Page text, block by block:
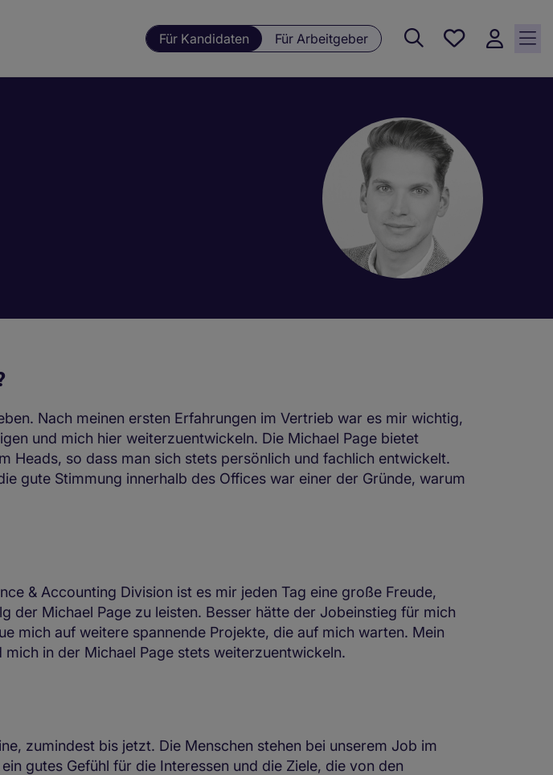
Für Kandidaten Für Arbeitgeber
Meine
currently
Nach meinen ersten Erfahrungen im Vertrieb war es mir wichtig,
und mich hier weiterzuentwickeln. Die Michael Page bietet
Heads, so dass man sich stets persönlich und fachlich entwickelt.
gute Stimmung innerhalb des Offices war einer der Gründe, warum
& Accounting Division ist es mir jeden Tag eine große Freude,
der Michael Page zu leisten. Besser hätte der Jobeinstieg für mich
mich auf weitere spannende Projekte, die auf mich warten. Mein
in der Michael Page stets weiterzuentwickeln.
zumindest bis jetzt. Die Menschen stehen bei unserem Job im
gutes Gefühl für die Interessen und die Ziele, die von den